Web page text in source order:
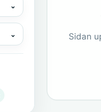
⌄
⌄
Sidan